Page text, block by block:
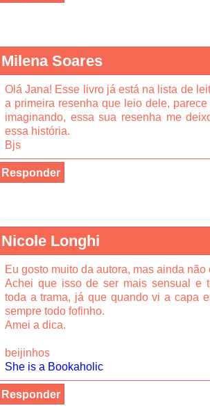
Milena Soares
Olá Jana! Esse livro já está na lista de
a primeira resenha que leio dele,
imaginando, essa sua resenha me
essa história.
Bjs
Responder
Nicole Longhi
Eu gosto muito da autora, mas ainda
Achei que isso de ser mais sensual e
toda a trama, já que quando vi a capa
sempre todo fofinho.
Amei a dica.
beijinhos
She is a Bookaholic
Responder